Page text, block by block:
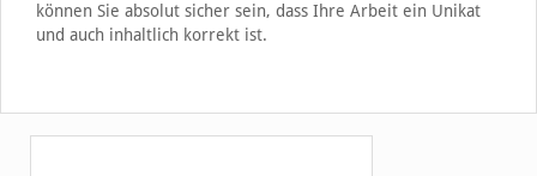
können Sie absolut sicher sein, dass Ihre Arbeit ein Unikat
und auch inhaltlich korrekt ist.